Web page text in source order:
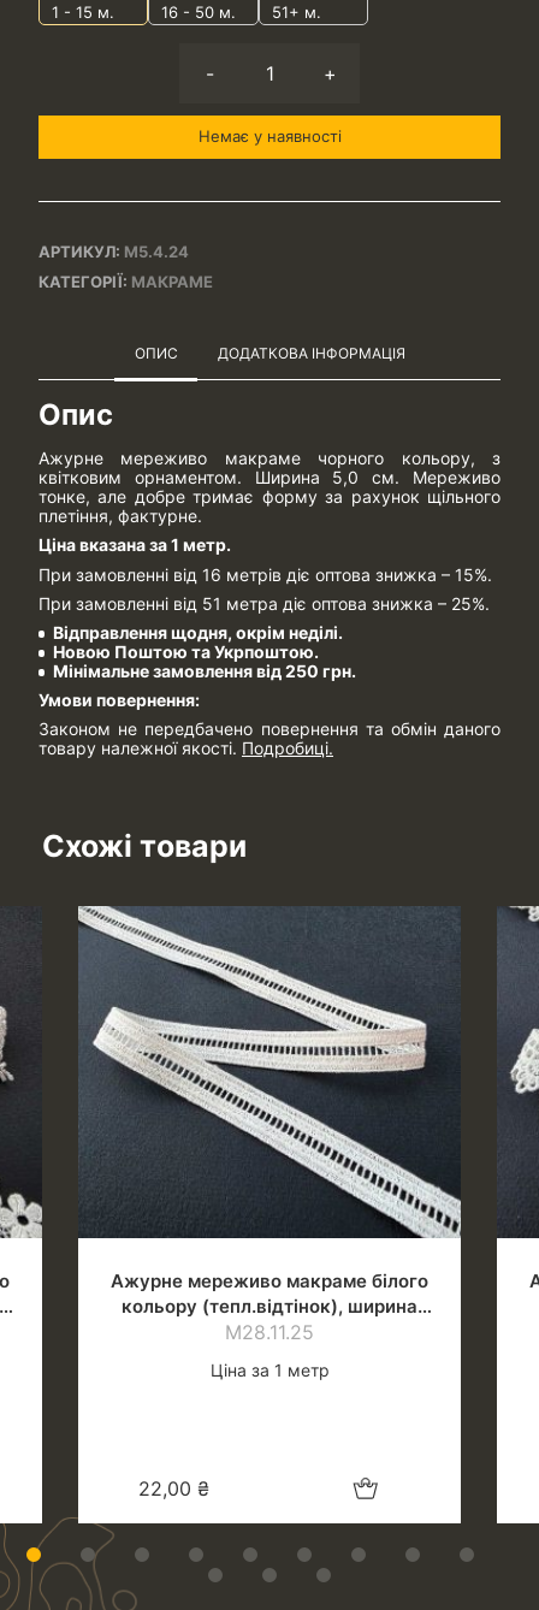
1 - 15 м. 16 - 50 м. 51+ м.
- +
Немає у наявності
АРТИКУЛ: М5.4.24
КАТЕГОРІЇ: МАКРАМЕ
ОПИС ДОДАТКОВА ІНФОРМАЦІЯ
Опис
Ажурне мереживо макраме чорного кольору, з
квітковим орнаментом. Ширина 5,0 см. Мереживо
тонке, але добре тримає форму за рахунок щільного
плетіння, фактурне.
Ціна вказана за 1 метр.
При замовленні від 16 метрів діє оптова знижка – 15%.
При замовленні від 51 метра діє оптова знижка – 25%.
Відправлення щодня, окрім неділі.
Новою Поштою та Укрпоштою.
Мінімальне замовлення від 250 грн.
Умови повернення:
Законом не передбачено повернення та обмін даного
товару належної якості. Подробиці.
Схожі товари
Ажурне мереживо макраме білого
кольору (тепл.відтінок), ширина
1.4 см
М28.11.25
Ціна за 1 метр
22,00 ₴ Додати в кошик
1 2 3 4 5 6 7 8
9
10
11 12